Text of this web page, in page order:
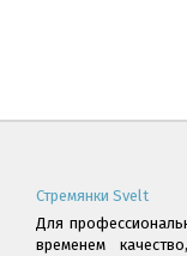
Стремянки Svelt
Для
временем